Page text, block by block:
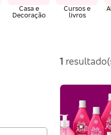
Casa e
Decoração
Cursos e
livros
1